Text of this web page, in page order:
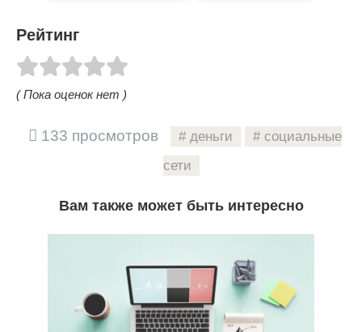
Рейтинг
( Пока оценок нет )
133 просмотров деньги
социальные
сети
Вам также может быть интересно